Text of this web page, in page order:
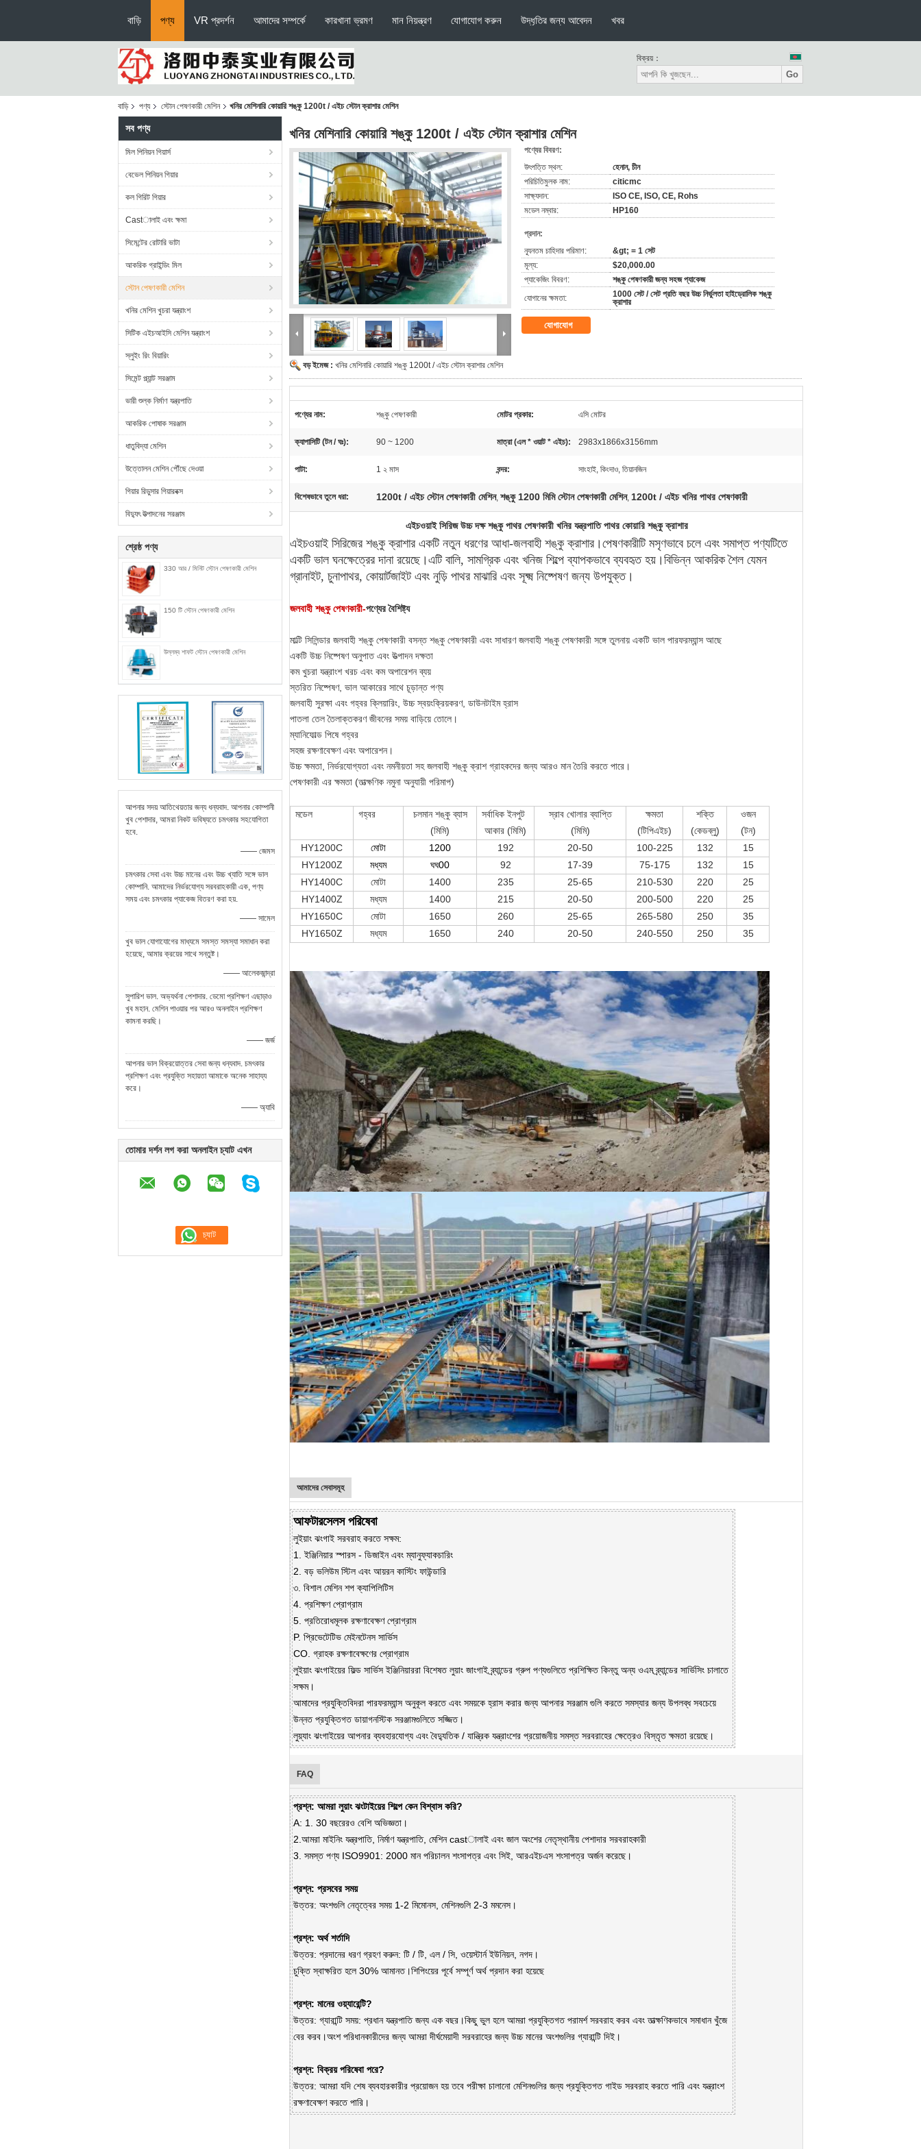
বাড়ি পণ্য VR প্রদর্শন আমাদের সম্পর্কে কারখানা ভ্রমণ মান নিয়ন্ত্রণ যোগাযোগ করুন উদ্ধৃতির জন্য আবেদন খবর
বিক্রয়：
Go
বাড়ি পণ্য স্টোন পেষণকারী মেশিন খনির মেশিনারি কোয়ারি শঙ্কু 1200t / এইচ স্টোন ক্রাশার মেশিন
সব পণ্য
মিল পিনিয়ন গিয়ার্স
বেভেল পিনিয়ন গিয়ার
কল গিরিট গিয়ার
Castালাই এবং ক্ষমা
সিমেন্টের রোটারি ভাটা
আকরিক গ্রাইন্ডিং মিল
স্টোন পেষণকারী মেশিন
খনির মেশিন খুচরা যন্ত্রাংশ
সিটিক এইচআইসি মেশিন যন্ত্রাংশ
স্লুইং রিং বিয়ারিং
সিমেন্ট প্ল্যান্ট সরঞ্জাম
ভারী শুল্ক নির্মাণ যন্ত্রপাতি
আকরিক পোষাক সরঞ্জাম
ধাতুবিদ্যা মেশিন
উত্তোলন মেশিন পৌঁছে দেওয়া
গিয়ার রিডুসার গিয়ারবক্স
বিদ্যুৎ উত্পাদনের সরঞ্জাম
শ্রেষ্ঠ পণ্য
330 আর / মিনিট স্টোন পেষণকারী মেশিন
150 টি স্টোন পেষণকারী মেশিন
উল্লম্ব শাফট স্টোন পেষণকারী মেশিন
আপনার সদয় আতিথেয়তার জন্য ধন্যবাদ. আপনার কোম্পানী
খুব পেশাদার, আমরা নিকট ভবিষ্যতে চমৎকার সহযোগিতা
হবে.
—— জেমস
চমৎকার সেবা এবং উচ্চ মানের এবং উচ্চ খ্যাতি সঙ্গে ভাল
কোম্পানি. আমাদের নির্ভরযোগ্য সরবরাহকারী এক, পণ্য
সময় এবং চমৎকার প্যাকেজ বিতরণ করা হয়.
—— সামেল
খুব ভাল যোগাযোগের মাধ্যমে সমস্ত সমস্যা সমাধান করা
হয়েছে, আমার ক্রয়ের সাথে সন্তুষ্ট।
—— আলেকজান্দ্রা
সুপারিশ ভাল. অভ্যর্থনা পেশাদার. ডেমো প্রশিক্ষণ এছাড়াও
খুব মহান. মেশিন পাওয়ার পর আরও অনলাইন প্রশিক্ষণ
কামনা করছি।
—— জর্জ
আপনার ভাল বিক্রয়োত্তর সেবা জন্য ধন্যবাদ. চমৎকার
প্রশিক্ষণ এবং প্রযুক্তি সহায়তা আমাকে অনেক সাহায্য
করে।
—— অ্যাবি
তোমার দর্শন লগ করা অনলাইন চ্যাট এখন
খনির মেশিনারি কোয়ারি শঙ্কু 1200t / এইচ স্টোন ক্রাশার মেশিন
বড় ইমেজ : খনির মেশিনারি কোয়ারি শঙ্কু 1200t / এইচ স্টোন ক্রাশার মেশিন
পণ্যের বিবরণ:
উৎপত্তি স্থল:
হেনান, চীন
পরিচিতিমুলক নাম:
citicmc
সাক্ষ্যদান:
ISO CE, ISO, CE, Rohs
মডেল নম্বার:
HP160
প্রদান:
ন্যূনতম চাহিদার পরিমাণ:
&gt; = 1 সেট
মূল্য:
$20,000.00
প্যাকেজিং বিবরণ:
শঙ্কু পেষণকারী জন্য সহজ প্যাকেজ
যোগানের ক্ষমতা:
1000 সেট / সেট প্রতি বছর উচ্চ নির্ভুলতা হাইড্রোলিক শঙ্কু
ক্রাশার
যোগাযোগ
পণ্যের নাম: শঙ্কু পেষণকারী মোটর প্রকার: এসি মোটর
ক্যাপাসিটি (টন / ঘঃ): 90 ~ 1200 মাত্রা (এল * ওয়াট * এইচ): 2983x1866x3156mm
পাটা: 1 ২ মাস বন্দর: সাংহাই, কিংদাও, তিয়ানজিন
বিশেষভাবে তুলে ধরা: 1200t / এইচ স্টোন পেষণকারী মেশিন, শঙ্কু 1200 মিমি স্টোন পেষণকারী মেশিন, 1200t / এইচ খনির পাথর পেষণকারী
এইচওয়াই সিরিজ উচ্চ দক্ষ শঙ্কু পাথর পেষণকারী খনির যন্ত্রপাতি পাথর কোয়ারি শঙ্কু ক্রাশার
এইচওয়াই সিরিজের শঙ্কু ক্রাশার একটি নতুন ধরণের আধা-জলবাহী শঙ্কু ক্রাশার।পেষণকারীটি মসৃণভাবে চলে এবং সমাপ্ত পণ্যটিতে
একটি ভাল ঘনক্ষেত্রের দানা রয়েছে।এটি বালি, সামগ্রিক এবং খনিজ শিল্পে ব্যাপকভাবে ব্যবহৃত হয়।বিভিন্ন আকরিক শৈল যেমন
গ্রানাইট, চুনাপাথর, কোয়ার্টজাইট এবং নুড়ি পাথর মাঝারি এবং সূক্ষ্ম নিষ্পেষণ জন্য উপযুক্ত।
জলবাহী শঙ্কু পেষণকারী-পণ্যের বৈশিষ্ট্য
মাল্টি সিলিন্ডার জলবাহী শঙ্কু পেষণকারী বসন্ত শঙ্কু পেষণকারী এবং সাধারণ জলবাহী শঙ্কু পেষণকারী সঙ্গে তুলনায় একটি ভাল পারফরম্যান্স আছে
একটি উচ্চ নিষ্পেষণ অনুপাত এবং উত্পাদন দক্ষতা
কম খুচরা যন্ত্রাংশ খরচ এবং কম অপারেশন ব্যয়
স্তরিত নিষ্পেষণ, ভাল আকারের সাথে চূড়ান্ত পণ্য
জলবাহী সুরক্ষা এবং গহ্বর ক্লিয়ারিং, উচ্চ স্বয়ংক্রিয়করণ, ডাউনটাইম হ্রাস
পাতলা তেল তৈলাক্তকরণ জীবনের সময় বাড়িয়ে তোলে।
ম্যানিফোল্ড পিষে গহ্বর
সহজ রক্ষণাবেক্ষণ এবং অপারেশন।
উচ্চ ক্ষমতা, নির্ভরযোগ্যতা এবং নমনীয়তা সহ জলবাহী শঙ্কু ক্রাশ গ্রাহকদের জন্য আরও মান তৈরি করতে পারে।
পেষণকারী এর ক্ষমতা (তাত্ক্ষণিক নমুনা অনুযায়ী পরিমাপ)
মডেল গহ্বর
চলমান শঙ্কু ব্যাস
(মিমি)
সর্বাধিক ইনপুট
আকার (মিমি)
স্রাব খোলার ব্যাপ্তি
(মিমি)
ক্ষমতা
(টিপিএইচ)
শক্তি
(কেডব্লু)
ওজন
(টন)
HY1200C
মোটা 1200 192 20-50 100-225 132
15
HY1200Z
মধ্যম ঘঘ00 92 17-39 75-175 132
15
HY1400C
মোটা 1400 235 25-65 210-530 220
25
HY1400Z
মধ্যম 1400 215 20-50 200-500 220
25
HY1650C
মোটা 1650 260 25-65 265-580 250
35
HY1650Z
মধ্যম 1650 240 20-50 240-550 250 35
আমাদের সেবাসমূহ
আফটারসেলস পরিষেবা
লুইয়াং ঝংগাই সরবরাহ করতে সক্ষম:
1. ইঞ্জিনিয়ার স্পারস - ডিজাইন এবং ম্যানুফ্যাকচারিং
2. বড় ভলিউম স্টিল এবং আয়রন কাস্টিং ফাউন্ডারি
৩. বিশাল মেশিন শপ ক্যাপিলিটিস
4. প্রশিক্ষণ প্রোগ্রাম
5. প্রতিরোধমূলক রক্ষণাবেক্ষণ প্রোগ্রাম
P. প্রিভেটেটিভ মেইনটেনস সার্ভিস
CO. গ্রাহক রক্ষণাবেক্ষণের প্রোগ্রাম
লুইয়াং ঝংগাইয়ের ফিল্ড সার্ভিস ইঞ্জিনিয়াররা বিশেষত লুয়াং জাংগাই ব্র্যান্ডের গ্রুপ পণ্যগুলিতে প্রশিক্ষিত কিন্তু অন্য ওএম ব্র্যান্ডের সার্ভিসিং চালাতে
সক্ষম।
আমাদের প্রযুক্তিবিদরা পারফরম্যান্স অনুকূল করতে এবং সময়কে হ্রাস করার জন্য আপনার সরঞ্জাম গুলি করতে সমস্যার জন্য উপলব্ধ সবচেয়ে
উন্নত প্রযুক্তিগত ডায়াগনস্টিক সরঞ্জামগুলিতে সজ্জিত।
লুয়্যাং ঝংগাইয়ের আপনার ব্যবহারযোগ্য এবং বৈদ্যুতিক / যান্ত্রিক যন্ত্রাংশের প্রয়োজনীয় সমস্ত সরবরাহের ক্ষেত্রেও বিস্তৃত ক্ষমতা রয়েছে।
FAQ
প্রশ্ন: আমরা লুয়াং ঝংটাইয়ের শিল্পে কেন বিশ্বাস করি?
A: 1. 30 বছরেরও বেশি অভিজ্ঞতা।
2.আমরা মাইনিং যন্ত্রপাতি, নির্মাণ যন্ত্রপাতি, মেশিন castালাই এবং জাল অংশের নেতৃস্থানীয় পেশাদার সরবরাহকারী
3. সমস্ত পণ্য ISO9901: 2000 মান পরিচালন শংসাপত্র এবং সিই, আরএইচএস শংসাপত্র অর্জন করেছে।
প্রশ্ন: প্রসবের সময়
উত্তর: অংশগুলি নেতৃত্বের সময় 1-2 মিমোনস, মেশিনগুলি 2-3 মমনেস।
প্রশ্ন: অর্থ শর্তাদি
উত্তর: প্রদানের ধরণ গ্রহণ করুন: টি / টি, এল / সি, ওয়েস্টার্ন ইউনিয়ন, নগদ।
চুক্তি স্বাক্ষরিত হলে 30% আমানত।শিপিংয়ের পূর্বে সম্পূর্ণ অর্থ প্রদান করা হয়েছে
প্রশ্ন: মানের ওয়্যারেন্টি?
উত্তর: গ্যারান্টি সময়: প্রধান যন্ত্রপাতি জন্য এক বছর।কিছু ভুল হলে আমরা প্রযুক্তিগত পরামর্শ সরবরাহ করব এবং তাত্ক্ষণিকভাবে সমাধান খুঁজে
বের করব।অংশ পরিধানকারীদের জন্য আমরা দীর্ঘমেয়াদী সরবরাহের জন্য উচ্চ মানের অংশগুলির গ্যারান্টি দিই।
প্রশ্ন: বিক্রয় পরিষেবা পরে?
উত্তর: আমরা যদি শেষ ব্যবহারকারীর প্রয়োজন হয় তবে পরীক্ষা চালানো মেশিনগুলির জন্য প্রযুক্তিগত গাইড সরবরাহ করতে পারি এবং যন্ত্রাংশ
রক্ষণাবেক্ষণ করতে পারি।